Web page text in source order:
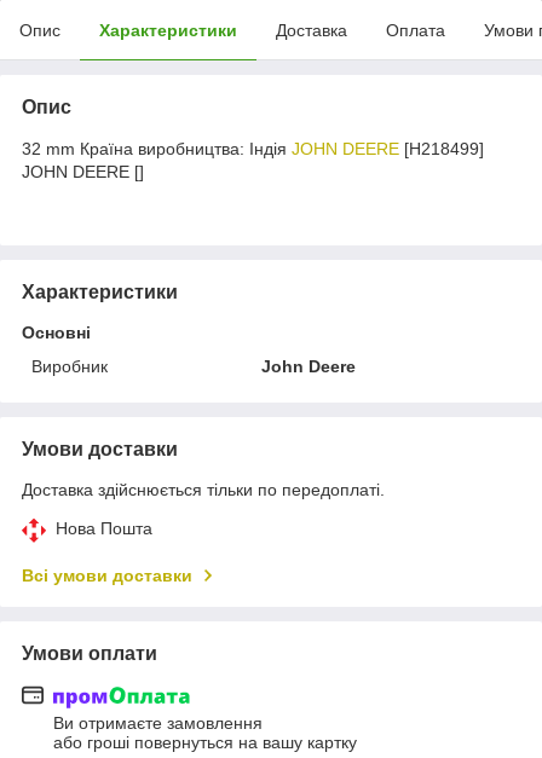
Опис Характеристики Доставка Оплата Умови
Опис
32 mm Країна виробництва: Індія JOHN DEERE [H218499]
JOHN DEERE []
Характеристики
Основні
Виробник
John Deere
Умови доставки
Доставка здійснюється тільки по передоплаті.
Нова Пошта
Всі умови доставки
Умови оплати
Ви отримаєте замовлення
або гроші повернуться на вашу картку